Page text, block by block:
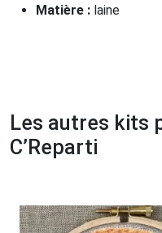
Matière : laine
Les autres kits
C’Reparti